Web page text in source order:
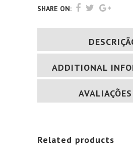
SHARE ON:
ADDITIONAL
Related products